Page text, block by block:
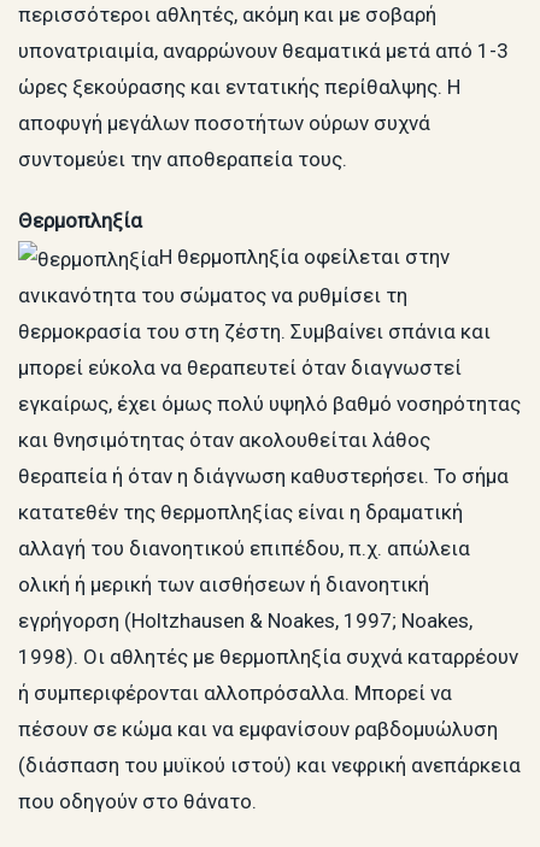
περισσότεροι αθλητές, ακόμη και με σοβαρή
υπονατριαιμία, αναρρώνουν θεαματικά μετά από 1-3
ώρες ξεκούρασης και εντατικής περίθαλψης. Η
αποφυγή μεγάλων ποσοτήτων ούρων συχνά
συντομεύει την αποθεραπεία τους.
Θερμοπληξία
Η θερμοπληξία οφείλεται στην
ανικανότητα του σώματος να ρυθμίσει τη
θερμοκρασία του στη ζέστη. Συμβαίνει σπάνια και
μπορεί εύκολα να θεραπευτεί όταν διαγνωστεί
εγκαίρως, έχει όμως πολύ υψηλό βαθμό νοσηρότητας
και θνησιμότητας όταν ακολουθείται λάθος
θεραπεία ή όταν η διάγνωση καθυστερήσει. Το σήμα
κατατεθέν της θερμοπληξίας είναι η δραματική
αλλαγή του διανοητικού επιπέδου, π.χ. απώλεια
ολική ή μερική των αισθήσεων ή διανοητική
εγρήγορση (Holtzhausen & Noakes, 1997; Noakes,
1998). Οι αθλητές με θερμοπληξία συχνά καταρρέουν
ή συμπεριφέρονται αλλοπρόσαλλα. Μπορεί να
πέσουν σε κώμα και να εμφανίσουν ραβδομυώλυση
(διάσπαση του μυϊκού ιστού) και νεφρική ανεπάρκεια
που οδηγούν στο θάνατο.